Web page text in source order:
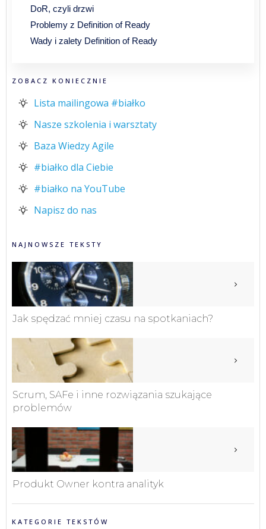
DoR, czyli drzwi
Problemy z Definition of Ready
Wady i zalety Definition of Ready
ZOBACZ KONIECZNIE
Lista mailingowa #białko
Nasze szkolenia i warsztaty
Baza Wiedzy Agile
#białko dla Ciebie
#białko na YouTube
Napisz do nas
NAJNOWSZE TEKSTY
Jak spędzać mniej czasu na spotkaniach?
Scrum, SAFe i inne rozwiązania szukające
problemów
Produkt Owner kontra analityk
KATEGORIE TEKSTÓW